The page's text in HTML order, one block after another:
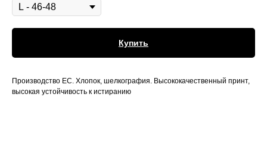
Купить
Производство ЕС. Хлопок, шелкография. Высококачественный принт,
высокая устойчивость к истиранию